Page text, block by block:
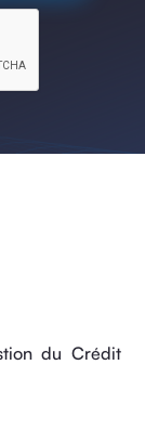
du Crédit